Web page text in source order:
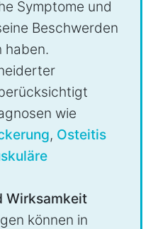
Symptome und
Beschwerden
haben.
wie
, Osteitis
Wirksamkeit
können in